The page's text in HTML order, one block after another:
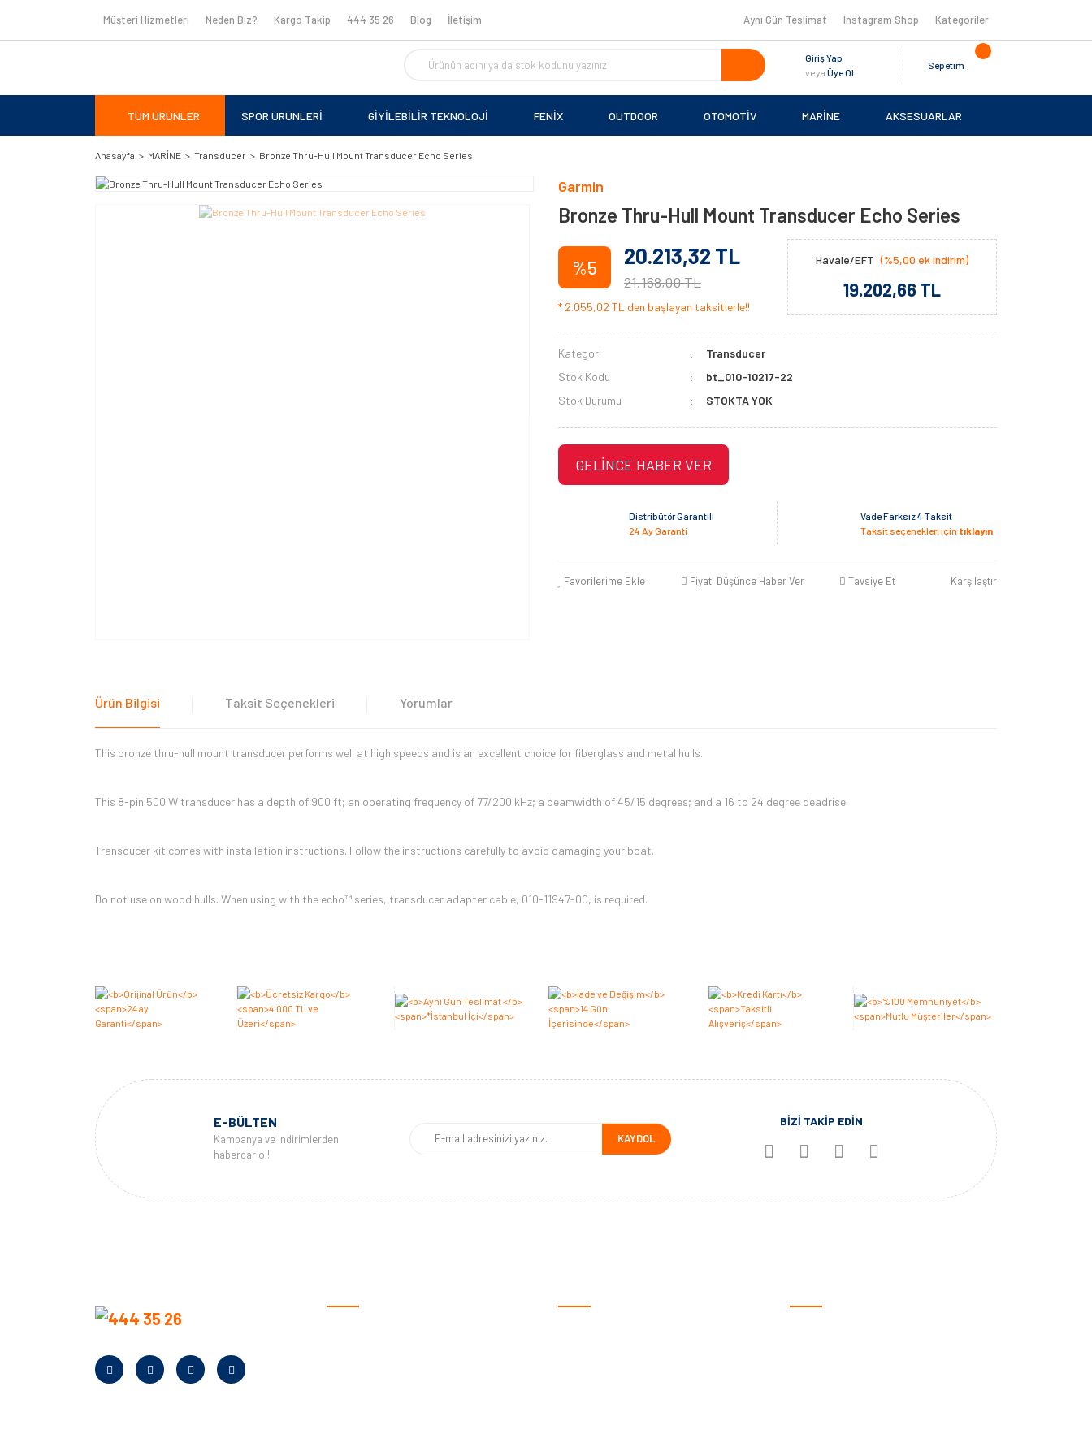
Müşteri Hizmetleri Neden Biz? Kargo Takip 444 35 26 Blog İletişim Aynı Gün Teslimat Instagram Shop Kategoriler
Giriş Yap
veya Üye Ol
Sepetim
TÜM ÜRÜNLER SPOR ÜRÜNLERİ GİYİLEBİLİR TEKNOLOJİ FENİX OUTDOOR OTOMOTİV MARİNE AKSESUARLAR
Anasayfa MARİNE Transducer Bronze Thru-Hull Mount Transducer Echo Series
Garmin
Bronze Thru-Hull Mount Transducer Echo Series
%5 20.213,32 TL
21.168,00 TL
* 2.055,02 TL den başlayan taksitlerle!!
Havale/EFT (%5,00 ek indirim)
19.202,66 TL
Kategori
Transducer
Stok Kodu
bt_010-10217-22
Stok Durumu
STOKTA YOK
GELİNCE HABER VER
Distribütör Garantili
24 Ay Garanti
Vade Farksız 4 Taksit
Taksit seçenekleri için tıklayın
Favorilerime Ekle Fiyatı Düşünce Haber Ver Tavsiye Et Karşılaştır
Ürün Bilgisi Taksit Seçenekleri Yorumlar
This bronze thru-hull mount transducer performs well at high speeds and is an excellent choice for fiberglass and metal hulls.
This 8-pin 500 W transducer has a depth of 900 ft; an operating frequency of 77/200 kHz; a beamwidth of 45/15 degrees; and a 16 to 24 degree deadrise.
Transducer kit comes with installation instructions. Follow the instructions carefully to avoid damaging your boat.
Do not use on wood hulls. When using with the echo™ series, transducer adapter cable, 010-11947-00, is required.
Yorum Yaz
E-BÜLTEN
Kampanya ve indirimlerden
haberdar ol!
KAYDOL
BİZİ TAKİP EDİN